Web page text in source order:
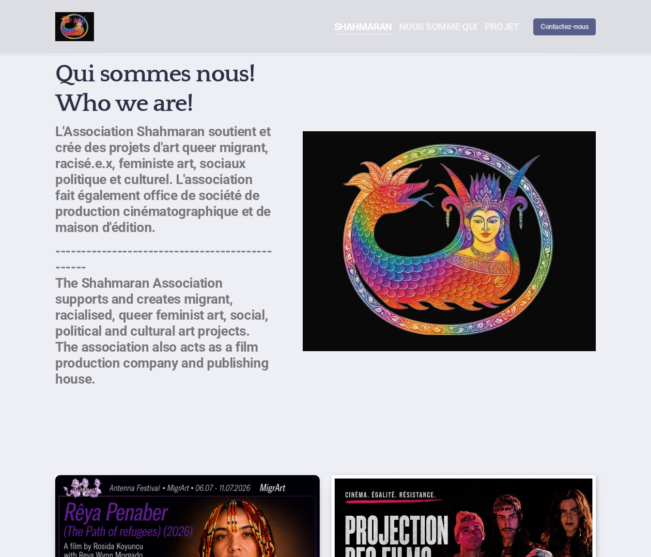
SHAHMARAN NOUS SOMME QUI PROJET Contactez-nous
Qui sommes nous!
Who we are!
L'Association Shahmaran soutient et
crée des projets d'art queer migrant,
racisé.e.x, feministe art, sociaux
politique et culturel. L'association
fait également office de société de
production cinématographique et de
maison d'édition.
------------------------------------------
------
The Shahmaran Association
supports and creates migrant,
racialised, queer feminist art, social,
political and cultural art projects.
The association also acts as a film
production company and publishing
house.